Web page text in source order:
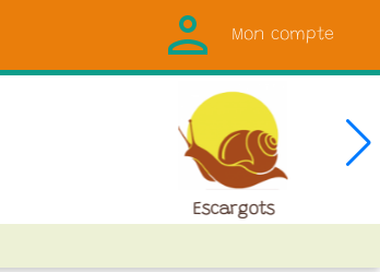
Mon compte
Escargots